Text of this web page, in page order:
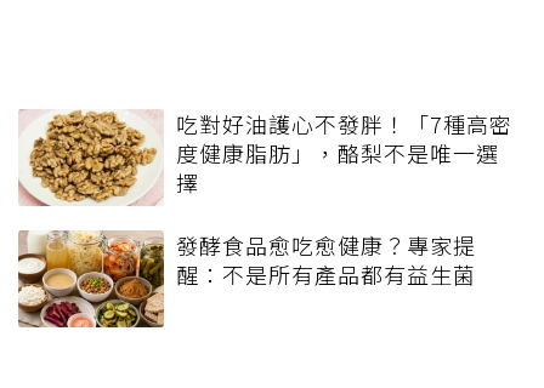
吃對好油護心不發胖！「7種高密
度健康脂肪」，酪梨不是唯一選
擇
發酵食品愈吃愈健康？專家提
醒：不是所有產品都有益生菌